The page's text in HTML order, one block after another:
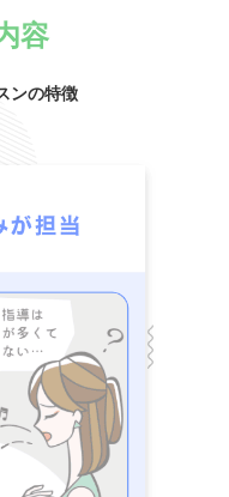
容
ンの特徴